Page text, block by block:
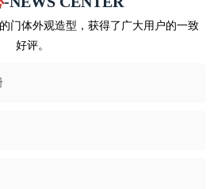
门体外观造型，获得了广大用户的一致
好评。